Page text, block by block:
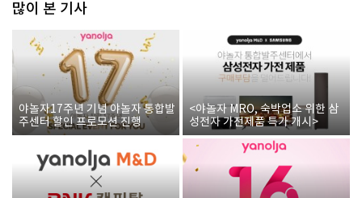
많이 본 기사
야놀자17주년 기념 야놀자 통합발
주센터 할인 프로모션 진행
<야놀자 MRO, 숙박업소 위한 삼
성전자 가전제품 특가 개시>